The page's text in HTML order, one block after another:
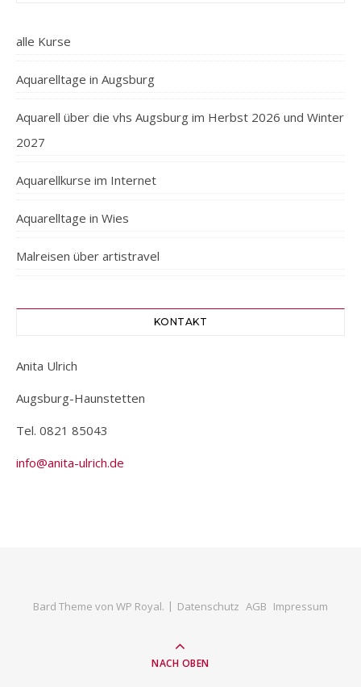
alle Kurse
Aquarelltage in Augsburg
Aquarell über die vhs Augsburg im Herbst 2026 und Winter
2027
Aquarellkurse im Internet
Aquarelltage in Wies
Malreisen über artistravel
KONTAKT
Anita Ulrich
Augsburg-Haunstetten
Tel. 0821 85043
info@anita-ulrich.de
Bard Theme von WP Royal. Datenschutz AGB Impressum
NACH OBEN